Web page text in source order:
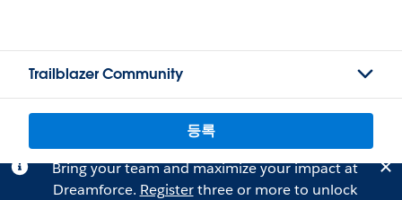
Trailblazer Community
등록
Bring your team and maximize your impact at
Dreamforce. Registerthree or more to unlock